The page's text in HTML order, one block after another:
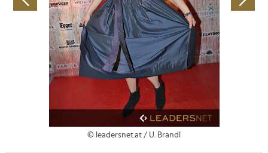
© leadersnet.at / U. Brandl